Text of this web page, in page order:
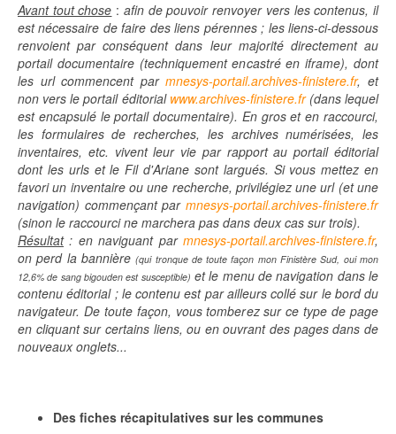
Avant tout chose : afin de pouvoir renvoyer vers les contenus, il
est nécessaire de faire des liens pérennes ; les liens-ci-dessous
renvoient par conséquent dans leur majorité directement au
portail documentaire (techniquement encastré en iframe), dont
les url commencent parmnesys-portail.archives-finistere.fr, et
non vers le portail éditorial www.archives-finistere.fr (dans lequel
est encapsulé le portail documentaire). En gros et en raccourci,
les formulaires de recherches, les archives numérisées, les
inventaires, etc. vivent leur vie par rapport au portail éditorial
dont les urls et le Fil d'Ariane sont largués. Si vous mettez en
favori un inventaire ou une recherche, privilégiez une url (et une
navigation) commençant par mnesys-portail.archives-finistere.fr
(sinon le raccourci ne marchera pas dans deux cas sur trois).
Résultat: en naviguant par mnesys-portail.archives-finistere.fr,
on perd la bannière(qui tronque de toute façon mon Finistère Sud, oui mon
12,6% de sang bigouden est susceptible) et le menu de navigation dans le
contenu éditorial ; le contenu est par ailleurs collé sur le bord du
navigateur. De toute façon, vous tomberez sur ce type de page
en cliquant sur certains liens, ou en ouvrant des pages dans de
nouveaux onglets...
Des fiches récapitulatives sur les communes